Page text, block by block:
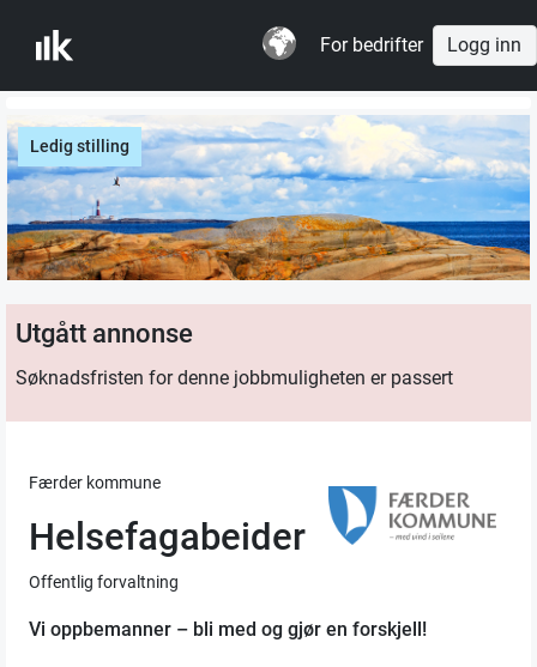
For bedrifter Logg inn
Ledig stilling
Utgått annonse
Søknadsfristen for denne jobbmuligheten er passert
Færder kommune
Helsefagabeider
Offentlig forvaltning
Vi oppbemanner – bli med og gjør en forskjell!